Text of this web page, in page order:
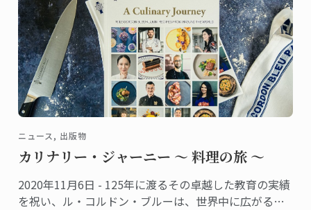
ニュース, 出版物
カリナリー・ジャーニー ～ 料理の旅 ～
2020年11月6日 - 125年に渡るその卓越した教育の実績
を祝い、ル・コルドン・ブルーは、世界中に広がる卒